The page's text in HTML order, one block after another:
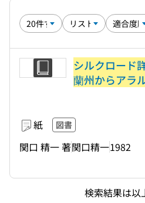
シルクロード
蘭州からアラ
紙 図書
関口 精一 著関口精一1982
検索結果は以